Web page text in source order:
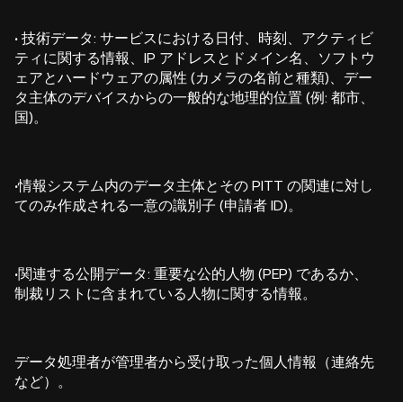
· 技術データ: サービスにおける日付、時刻、アクティビ
ティに関する情報、IP アドレスとドメイン名、ソフトウ
ェアとハードウェアの属性 (カメラの名前と種類)、デー
タ主体のデバイスからの一般的な地理的位置 (例: 都市、
国)。
·情報システム内のデータ主体とその PITT の関連に対し
てのみ作成される一意の識別子 (申請者 ID)。
·関連する公開データ: 重要な公的人物 (PEP) であるか、
制裁リストに含まれている人物に関する情報。
データ処理者が管理者から受け取った個人情報（連絡先
など）。